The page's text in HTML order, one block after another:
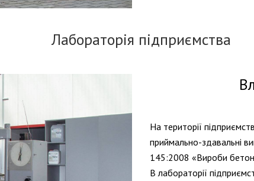
Лабораторія підприємства
На території
приймально-здавальні
145:2008 «Вироби
В лабораторії